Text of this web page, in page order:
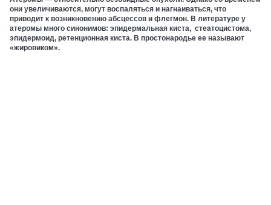
они увеличиваются, могут воспаляться и нагнаиваться, что
приводит к возникновению абсцессов и флегмон. В литературе у
атеромы много синонимов: эпидермальная киста, стеатоцистома,
эпидермоид, ретенционная киста. В простонародье ее называют
«жировиком».